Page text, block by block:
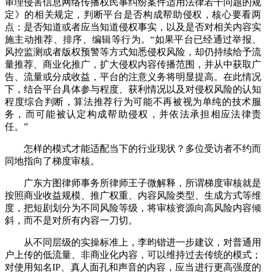
审理侵害信息网络传播权民事纠纷案件适用法律若干问题的规
定》的相关规定，判断平台是否构成帮助侵权，核心要看两
点：是否知道或者应当知道侵权事实，以及是否对相关内容实
施主动推荐、排序、编辑等行为。“如果平台已经通过举报、
风控监测或者版权预警等方式知悉侵权风险，却仍持续给予流
量推荐、商业化推广，扩大侵权内容传播范围，并从中获取广
告、流量或分成收益，平台的注意义务将明显提高。在此情况
下，结合平台具体参与程度、获利情况以及对侵权风险的认知
程度综合判断，算法推荐行为可能不再被视为单纯的技术服
务，而可能被认定构成帮助侵权，并依法承担相应法律责
任。”
怎样的模式才能适配当下的行业现状？多位受访者不约而
同地指向了梯度审核。
广东方图律师事务所律师王子微解释，所谓梯度审核就是
按照商业收益规模、推广权重、内容风险类型、生成方式等维
度，把短剧划分为不同风险等级，将审核资源向高风险内容倾
斜，而不是对所有内容一刀切。
从不同层级的实操标准上，李昀锴进一步建议，对普通用
户上传的低流量、非商业化内容，可以维持过去传统的模式；
对使用知名IP、真人面孔和声音的内容，应当进行更高强度的